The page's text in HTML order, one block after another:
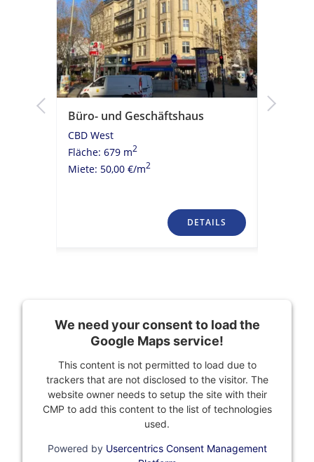
Büro- und Geschäftshaus
CBD West
Fläche: 679 m2
Miete: 50,00 €/m2
DETAILS
We need your consent to load the
Google Maps service!
This content is not permitted to load due to
trackers that are not disclosed to the visitor. The
website owner needs to setup the site with their
CMP to add this content to the list of technologies
used.
Powered by Usercentrics Consent Management